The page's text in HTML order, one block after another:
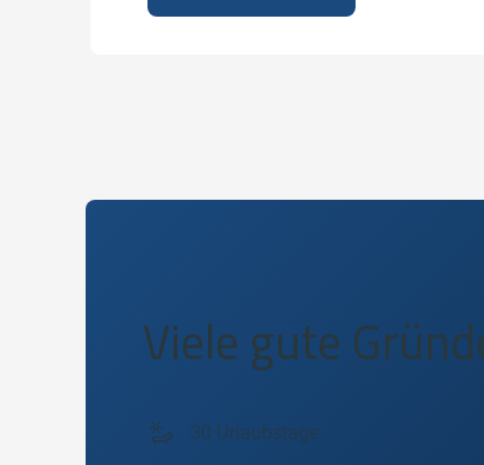
Viele gute
30 Urlaubstage